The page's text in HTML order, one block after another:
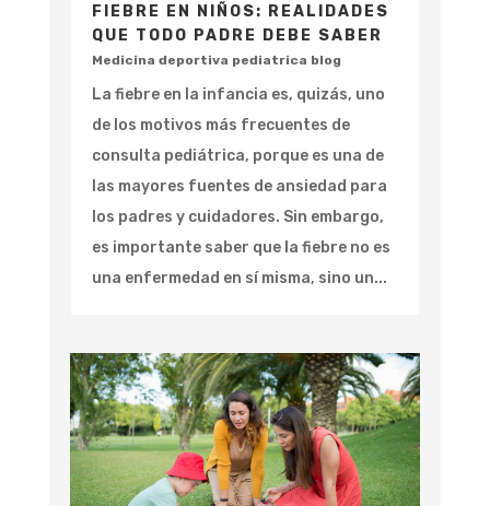
FIEBRE EN NIÑOS: REALIDADES
QUE TODO PADRE DEBE SABER
Medicina deportiva pediatrica blog
La fiebre en la infancia es, quizás, uno
de los motivos más frecuentes de
consulta pediátrica, porque es una de
las mayores fuentes de ansiedad para
los padres y cuidadores. Sin embargo,
es importante saber que la fiebre no es
una enfermedad en sí misma, sino un...